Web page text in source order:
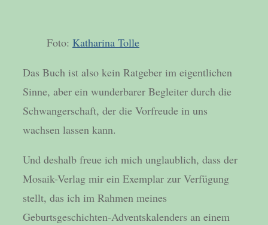
Foto: Katharina Tolle
Das Buch ist also kein Ratgeber im eigentlichen
Sinne, aber ein wunderbarer Begleiter durch die
Schwangerschaft, der die Vorfreude in uns
wachsen lassen kann.
Und deshalb freue ich mich unglaublich, dass der
Mosaik-Verlag mir ein Exemplar zur Verfügung
stellt, das ich im Rahmen meines
Geburtsgeschichten-Adventskalenders an einem